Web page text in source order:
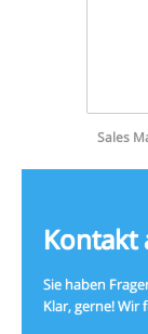
Sales
Kontakt
Sie haben
Klar, gerne! Wir